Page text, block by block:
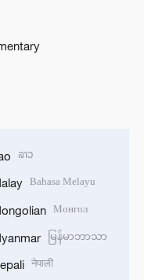
ລາວ
Bahasa Melayu
Монгол
မြန်မာဘာသာ
नेपाली